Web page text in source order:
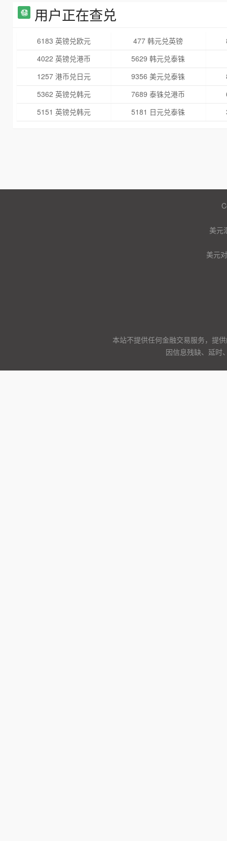
用户正在查兑
6183 英镑兑欧元 477 韩元兑英镑
4022 英镑兑港币
5629 韩元兑泰铢
1257 港币兑日元
9356 美元兑泰铢
5362 英镑兑韩元
7689 泰铢兑港币
5151 英镑兑韩元
5181 日元兑泰铢
美元
美元
本站不提供任何金融交易服务，提
因信息残缺、延时